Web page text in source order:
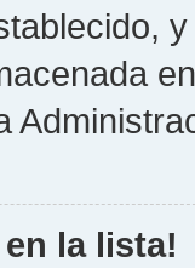
la lista!